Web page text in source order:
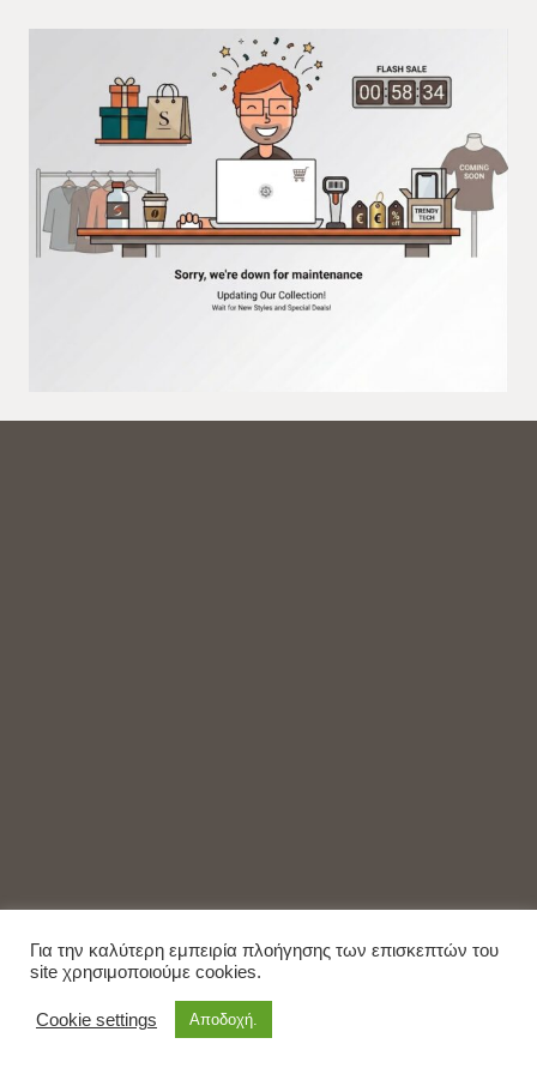
Για την καλύτερη εμπειρία πλοήγησης των επισκεπτών του
site χρησιμοποιούμε cookies.
Cookie settings Αποδοχή.